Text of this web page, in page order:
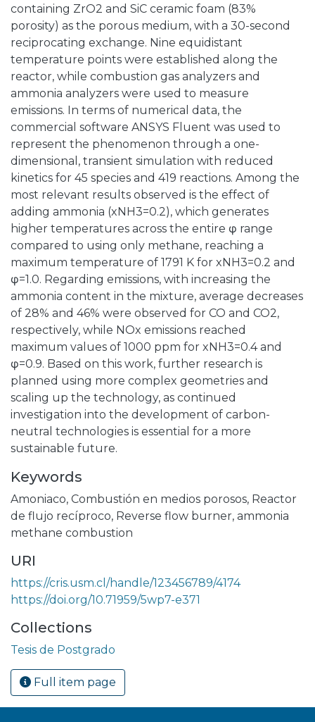
containing ZrO2 and SiC ceramic foam (83%
porosity) as the porous medium, with a 30-second
reciprocating exchange. Nine equidistant
temperature points were established along the
reactor, while combustion gas analyzers and
ammonia analyzers were used to measure
emissions. In terms of numerical data, the
commercial software ANSYS Fluent was used to
represent the phenomenon through a one-
dimensional, transient simulation with reduced
kinetics for 45 species and 419 reactions. Among the
most relevant results observed is the effect of
adding ammonia (xNH3=0.2), which generates
higher temperatures across the entire φ range
compared to using only methane, reaching a
maximum temperature of 1791 K for xNH3=0.2 and
φ=1.0. Regarding emissions, with increasing the
ammonia content in the mixture, average decreases
of 28% and 46% were observed for CO and CO2,
respectively, while NOx emissions reached
maximum values ​​of 1000 ppm for xNH3=0.4 and
φ=0.9. Based on this work, further research is
planned using more complex geometries and
scaling up the technology, as continued
investigation into the development of carbon-
neutral technologies is essential for a more
sustainable future.
Keywords
Amoniaco, Combustión en medios porosos, Reactor
de flujo recíproco, Reverse flow burner, ammonia
methane combustion
URI
https://cris.usm.cl/handle/123456789/4174
https://doi.org/10.71959/5wp7-e371
Collections
Tesis de Postgrado
Full item page